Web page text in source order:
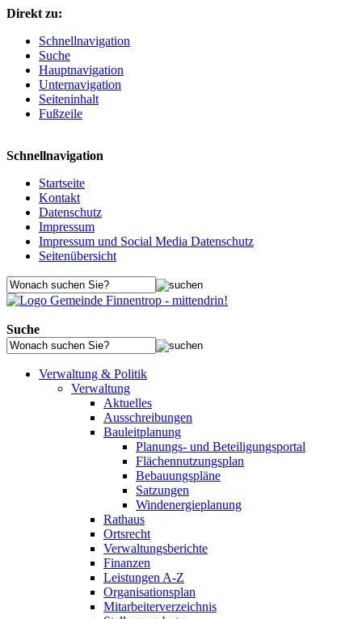
Direkt zu:
Schnellnavigation
Suche
Hauptnavigation
Unternavigation
Seiteninhalt
Fußzeile
Schnellnavigation
Startseite
Kontakt
Datenschutz
Impressum
Impressum und Social Media Datenschutz
Seitenübersicht
Suche
Verwaltung & Politik
Verwaltung
Aktuelles
Ausschreibungen
Bauleitplanung
Planungs- und Beteiligungsportal
Flächennutzungsplan
Bebauungspläne
Satzungen
Windenergieplanung
Rathaus
Ortsrecht
Verwaltungsberichte
Finanzen
Leistungen A-Z
Organisationsplan
Mitarbeiterverzeichnis